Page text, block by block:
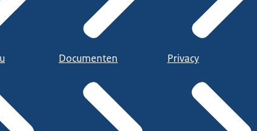
Documenten Privacy